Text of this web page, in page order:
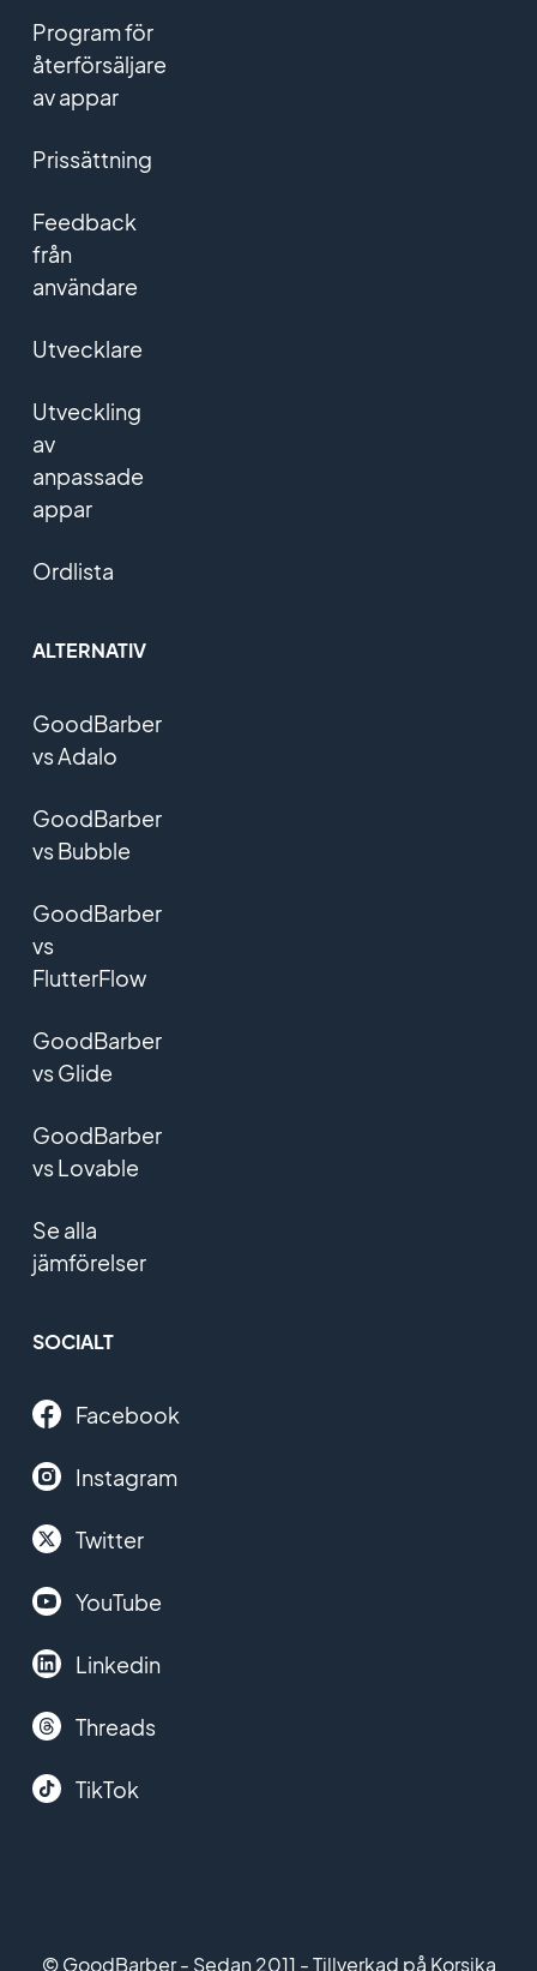
Program för
återförsäljare
av appar
Prissättning
Feedback
från
användare
Utvecklare
Utveckling
av
anpassade
appar
Ordlista
ALTERNATIV
GoodBarber
vs Adalo
GoodBarber
vs Bubble
GoodBarber
vs
FlutterFlow
GoodBarber
vs Glide
GoodBarber
vs Lovable
Se alla
jämförelser
SOCIALT
Facebook
Instagram
Twitter
YouTube
Linkedin
Threads
TikTok
© GoodBarber - Sedan 2011 - Tillverkad på Korsika